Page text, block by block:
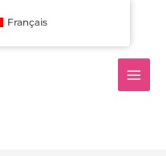
Français